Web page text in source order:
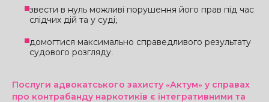
звести в нуль можливі порушення його прав під час
слідчих дій та у суді;
домогтися максимально справедливого результату
судового розгляду.
Послуги адвокатського захисту «Актум» у справах
про контрабанду наркотиків є інтегративними та